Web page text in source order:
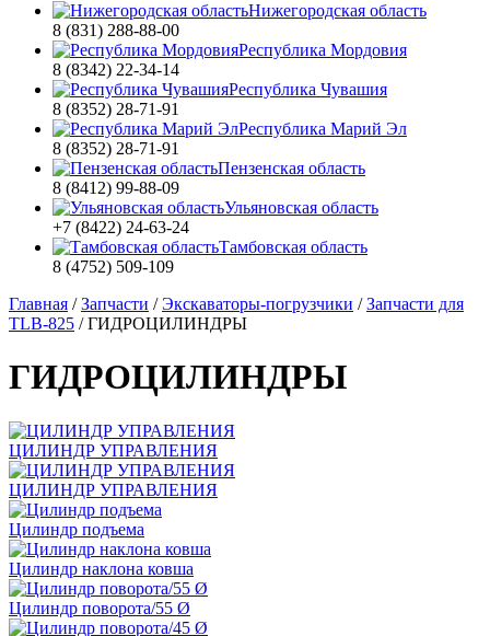
Нижегородская область
8 (831) 288-88-00
Республика Мордовия
8 (8342) 22-34-14
Республика Чувашия
8 (8352) 28-71-91
Республика Марий Эл
8 (8352) 28-71-91
Пензенская область
8 (8412) 99-88-09
Ульяновская область
+7 (8422) 24-63-24
Тамбовская область
8 (4752) 509-109
Главная /Запчасти /Экскаваторы-погрузчики /Запчасти для
TLB-825 /ГИДРОЦИЛИНДРЫ
ГИДРОЦИЛИНДРЫ
ЦИЛИНДР УПРАВЛЕНИЯ
ЦИЛИНДР УПРАВЛЕНИЯ
Цилиндр подъема
Цилиндр наклона ковша
Цилиндр поворота/55 Ø